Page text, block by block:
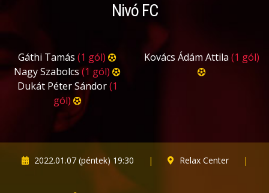
Nivó FC
Gáthi Tamás (1 gól)
Nagy Szabolcs (1 gól)
Dukát Péter Sándor(1
gól)
Kovács Ádám Attila (1 gól)
2022.01.07 (péntek) 19:30 | Relax Center |